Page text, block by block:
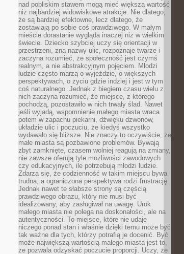
nad pobliskim stawem mogą mieć większą wartość
niż najbardziej widowiskowe atrakcje. Nie dlatego,
że są bardziej efektowne, lecz dlatego, że
zostawiają po sobie coś prawdziwego. W małym
mieście dorastanie wygląda inaczej niż w wielkim
świecie. Dziecko szybciej uczy się orientacji w
przestrzeni, zna nazwy ulic, rozpoznaje twarze i
zaczyna rozumieć, że społeczność jest czymś
realnym, a nie abstrakcyjnym pojęciem. Młodzi
ludzie często marzą o wyjeździe, o większych
perspektywach, o życiu gdzie indziej i jest w tym
coś naturalnego. Jednak z biegiem czasu wielu z
nich zaczyna rozumieć, że miejsce, z którego
pochodzą, pozostawiło w nich trwały ślad. Nawet
jeśli wyjadą, wspomnienie małego miasta wraca
potem w zapachu piekarni, dźwięku dzwonów,
układzie ulic i poczuciu, że kiedyś wszystko
wydawało się bliższe. Nie znaczy to oczywiście, że
małe miasta są pozbawione problemów. Bywają
zbyt zamknięte, czasem wolniej reagują na zmiany,
nie zawsze oferują tyle możliwości zawodowych
czy edukacyjnych, ile potrzebują młodzi ludzie.
Zdarza się, że codzienność w takim miejscu bywa
trudna, a ograniczona perspektywa rodzi frustrację.
Jednak nawet te słabsze strony są częścią
prawdziwego obrazu, który nie musi być
idealizowany, aby zasługiwał na uwagę. Urok
małego miasta nie polega na doskonałości, ale na
autentyczności. To miejsce, które nie udaje
niczego ponad stan i właśnie dzięki temu może być
tak ważne dla tych, którzy potrafią je docenić. Być
może największą wartością małego miasta jest to,
że pozwala odzyskać poczucie proporcji. Uczy, że